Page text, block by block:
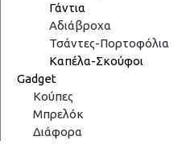
Γάντια
Αδιάβροχα
Τσάντες-Πορτοφόλια
Καπέλα-Σκούφοι
Gadget
Κούπες
Μπρελόκ
Διάφορα